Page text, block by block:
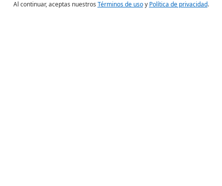
Al continuar, aceptas nuestros Términos de usoy Política de privacidad.